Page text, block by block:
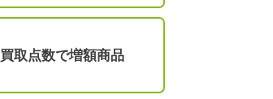
買取点数で増額商品